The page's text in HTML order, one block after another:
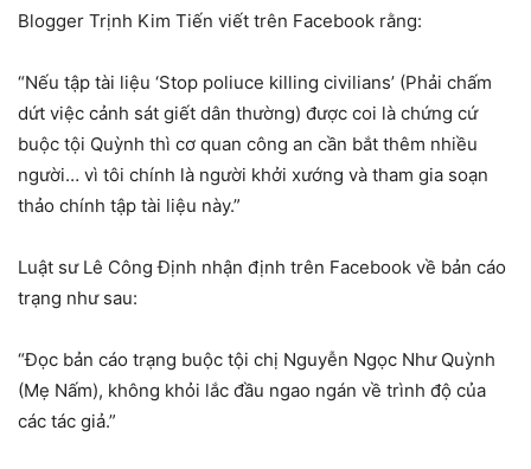
Blogger Trịnh Kim Tiến viết trên Facebook rằng:
“Nếu tập tài liệu ‘Stop poliuce killing civilians’ (Phải chấm
dứt việc cảnh sát giết dân thường) được coi là chứng cứ
buộc tội Quỳnh thì cơ quan công an cần bắt thêm nhiều
người… vì tôi chính là người khởi xướng và tham gia soạn
thảo chính tập tài liệu này.”
Luật sư Lê Công Định nhận định trên Facebook về bản cáo
trạng như sau:
“Đọc bản cáo trạng buộc tội chị Nguyễn Ngọc Như Quỳnh
(Mẹ Nấm), không khỏi lắc đầu ngao ngán về trình độ của
các tác giả.”